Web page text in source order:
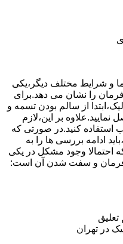
و شرایط مختلف دیگر،یکی
را نشان می دهد.برای
از سالم بودن تسمه و
بر این،لازم
استفاده کنید.در صورتی که
ادامه بررسی ها را به
احتمالا وجود مشکل در یکی
فرمان و سفت شدن آن است:
در تهران